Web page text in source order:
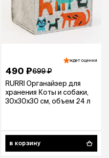
ждет оценки
490 ₽699 ₽
RURRI Органайзер для
хранения Коты и собаки,
30х30х30 см, объем 24 л
в корзину